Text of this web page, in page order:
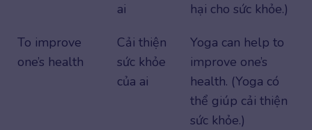
ai
hại cho sức khỏe.)
To improve
one’s health
Cải thiện
sức khỏe
của ai
Yoga can help to
improve one’s
health. (Yoga có
thể giúp cải thiện
sức khỏe.)